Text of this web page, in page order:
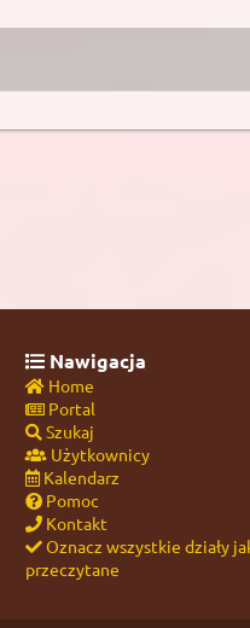
Nawigacja
Home
Portal
Szukaj
Użytkownicy
Kalendarz
Pomoc
Kontakt
Oznacz wszystkie działy
przeczytane